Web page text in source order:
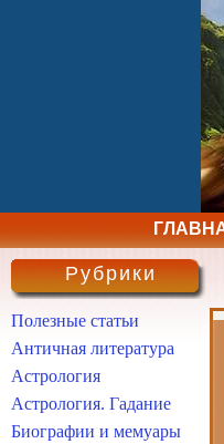
Рубрики
Полезные статьи
Античная литература
Астрология
Астрология. Гадание
Биографии и мемуары